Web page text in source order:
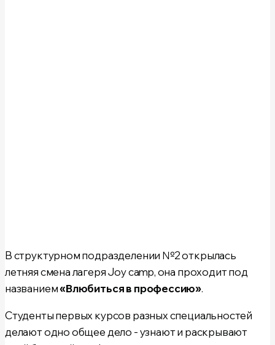
В структурном подразделении №2 открылась
летняя смена лагеря Joy camp, она проходит под
названием«Влюбиться в профессию».
Студенты первых курсов разных специальностей
делают одно общее дело - узнают и раскрывают